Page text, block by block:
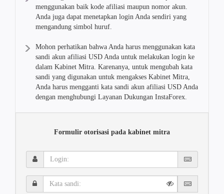
menggunakan baik kode afiliasi maupun nomor akun.
Anda juga dapat menetapkan login Anda sendiri yang
mengandung simbol huruf.
Mohon perhatikan bahwa Anda harus menggunakan kata
sandi akun afiliasi USD Anda untuk melakukan login ke
dalam Kabinet Mitra. Karenanya, untuk mengubah kata
sandi yang digunakan untuk mengakses Kabinet Mitra,
Anda harus mengganti kata sandi akun afiliasi USD Anda
dengan menghubungi Layanan Dukungan InstaForex.
Formulir otorisasi pada kabinet mitra
Login:
Kata
sandi: